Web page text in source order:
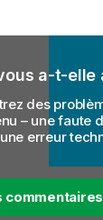
a-t-elle
des
– une faute
erreur